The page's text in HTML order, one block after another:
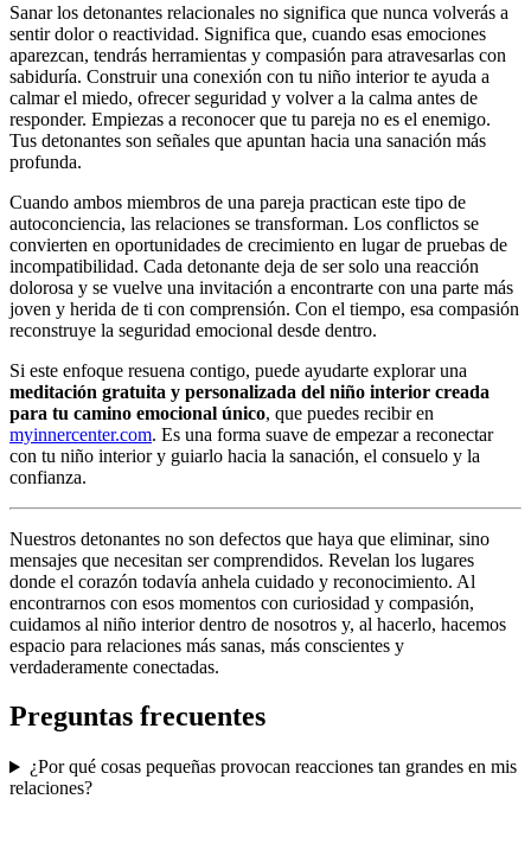
Sanar los detonantes relacionales no significa que nunca volverás a
sentir dolor o reactividad. Significa que, cuando esas emociones
aparezcan, tendrás herramientas y compasión para atravesarlas con
sabiduría. Construir una conexión con tu niño interior te ayuda a
calmar el miedo, ofrecer seguridad y volver a la calma antes de
responder. Empiezas a reconocer que tu pareja no es el enemigo.
Tus detonantes son señales que apuntan hacia una sanación más
profunda.
Cuando ambos miembros de una pareja practican este tipo de
autoconciencia, las relaciones se transforman. Los conflictos se
convierten en oportunidades de crecimiento en lugar de pruebas de
incompatibilidad. Cada detonante deja de ser solo una reacción
dolorosa y se vuelve una invitación a encontrarte con una parte más
joven y herida de ti con comprensión. Con el tiempo, esa compasión
reconstruye la seguridad emocional desde dentro.
Si este enfoque resuena contigo, puede ayudarte explorar una
meditación gratuita y personalizada del niño interior creada
para tu camino emocional único, que puedes recibir en
myinnercenter.com. Es una forma suave de empezar a reconectar
con tu niño interior y guiarlo hacia la sanación, el consuelo y la
confianza.
Nuestros detonantes no son defectos que haya que eliminar, sino
mensajes que necesitan ser comprendidos. Revelan los lugares
donde el corazón todavía anhela cuidado y reconocimiento. Al
encontrarnos con esos momentos con curiosidad y compasión,
cuidamos al niño interior dentro de nosotros y, al hacerlo, hacemos
espacio para relaciones más sanas, más conscientes y
verdaderamente conectadas.
Preguntas frecuentes
¿Por qué cosas pequeñas provocan reacciones tan grandes en mis
relaciones?